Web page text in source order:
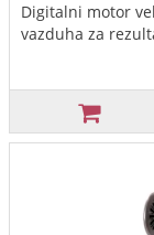
Digitalni motor
vazduha za